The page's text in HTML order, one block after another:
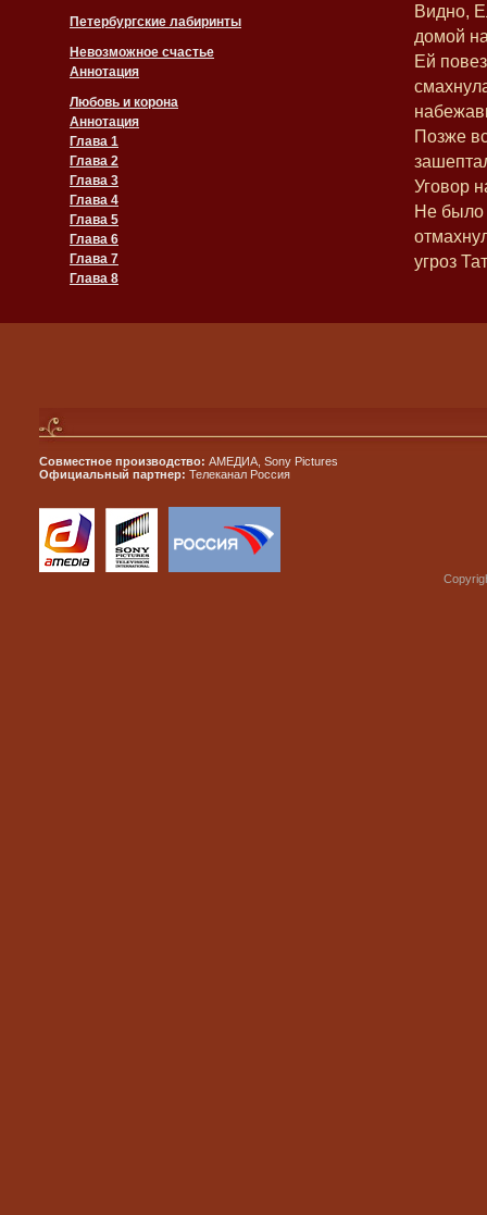
Петербургские лабиринты
Невозможное счастье
Аннотация
Любовь и корона
Аннотация
Глава 1
Глава 2
Глава 3
Глава 4
Глава 5
Глава 6
Глава 7
Глава 8
Видно,
домой
Ей
Позже
Уговор
Не было
угроз
Совместное производство: АМЕДИА, Sony Pictures
Официальный партнер: Телеканал Россия